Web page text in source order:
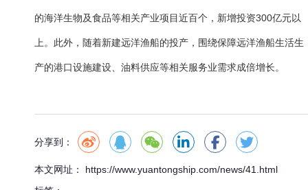
的海洋生物及食品等相关产业项目近百个，新增投资300亿元以
上。此外，随着新建远洋渔船的投产，围绕保障远洋渔船生活生
产的港口设施建设、油料供应等相关服务业需求成倍增长。
分享到：
本文网址： https://www.yuantongship.com/news/41.html